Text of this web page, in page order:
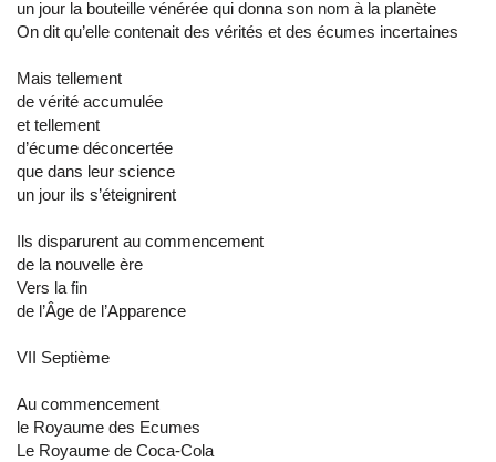
un jour la bouteille vénérée qui donna son nom à la planète
On dit qu’elle contenait des vérités et des écumes incertaines
Mais tellement
de vérité accumulée
et tellement
d’écume déconcertée
que dans leur science
un jour ils s’éteignirent
Ils disparurent au commencement
de la nouvelle ère
Vers la fin
de l’Âge de l’Apparence
VII Septième
Au commencement
le Royaume des Ecumes
Le Royaume de Coca-Cola